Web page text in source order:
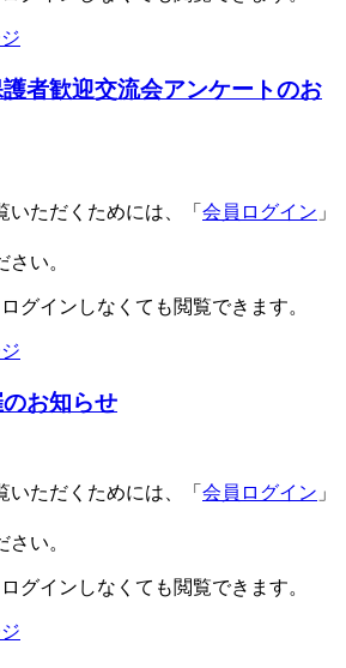
者歓迎交流会アンケートのお
ただくためには、「 会員ログイン 」
い。
グインしなくても閲覧できます。
お知らせ
ただくためには、「 会員ログイン 」
い。
グインしなくても閲覧できます。